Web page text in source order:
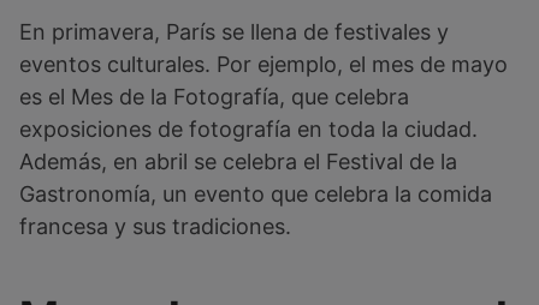
En primavera, París se llena de festivales y
eventos culturales. Por ejemplo, el mes de mayo
es el Mes de la Fotografía, que celebra
exposiciones de fotografía en toda la ciudad.
Además, en abril se celebra el Festival de la
Gastronomía, un evento que celebra la comida
francesa y sus tradiciones.